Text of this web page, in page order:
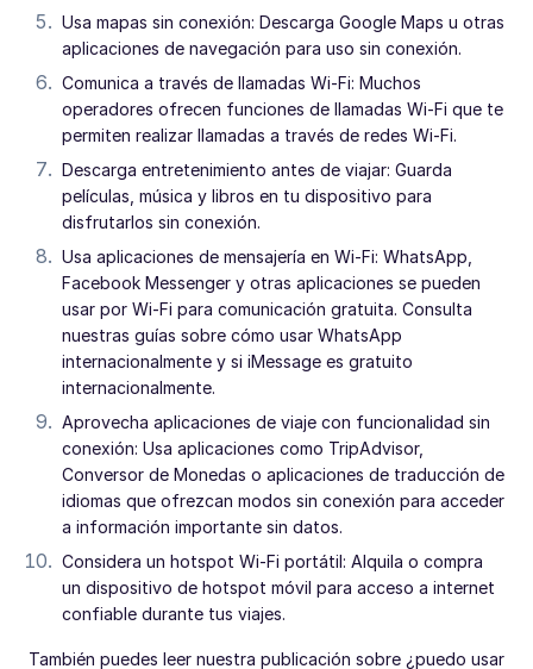
Usa mapas sin conexión: Descarga Google Maps u otras
aplicaciones de navegación para uso sin conexión.
Comunica a través de llamadas Wi-Fi: Muchos
operadores ofrecen funciones de llamadas Wi-Fi que te
permiten realizar llamadas a través de redes Wi-Fi.
Descarga entretenimiento antes de viajar: Guarda
películas, música y libros en tu dispositivo para
disfrutarlos sin conexión.
Usa aplicaciones de mensajería en Wi-Fi: WhatsApp,
Facebook Messenger y otras aplicaciones se pueden
usar por Wi-Fi para comunicación gratuita. Consulta
nuestras guías sobre cómo usar WhatsApp
internacionalmente y si iMessage es gratuito
internacionalmente.
Aprovecha aplicaciones de viaje con funcionalidad sin
conexión: Usa aplicaciones como TripAdvisor,
Conversor de Monedas o aplicaciones de traducción de
idiomas que ofrezcan modos sin conexión para acceder
a información importante sin datos.
Considera un hotspot Wi-Fi portátil: Alquila o compra
un dispositivo de hotspot móvil para acceso a internet
confiable durante tus viajes.
También puedes leer nuestra publicación sobre ¿puedo usar